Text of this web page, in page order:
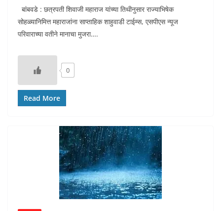
बांबवडे : छत्रपती शिवाजी महाराज यांच्या तिथीनुसार राज्याभिषेक
सोहळ्यानिमित्त महाराजांना साप्ताहिक शाहुवाडी टाईम्स, एसपीएस न्यूज
परिवाराच्या वतीने मानाचा मुजरा….
0
Read More